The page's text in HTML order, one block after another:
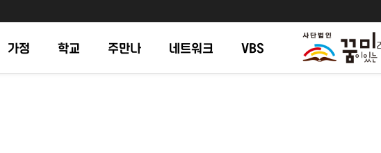
가정 학교 주만나 네트워크 VBS